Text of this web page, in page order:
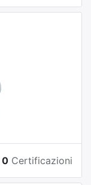
0 Certificazioni